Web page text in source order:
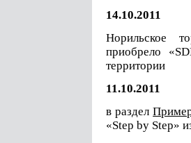
14.10.2011
Норильское
приобрело
территории
11.10.2011
в раздел
«Step by Step»